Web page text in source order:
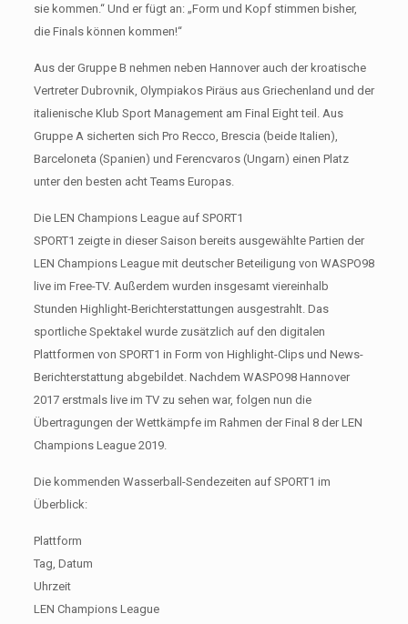
sie kommen.“ Und er fügt an: „Form und Kopf stimmen bisher,
die Finals können kommen!“
Aus der Gruppe B nehmen neben Hannover auch der kroatische
Vertreter Dubrovnik, Olympiakos Piräus aus Griechenland und der
italienische Klub Sport Management am Final Eight teil. Aus
Gruppe A sicherten sich Pro Recco, Brescia (beide Italien),
Barceloneta (Spanien) und Ferencvaros (Ungarn) einen Platz
unter den besten acht Teams Europas.
Die LEN Champions League auf SPORT1
SPORT1 zeigte in dieser Saison bereits ausgewählte Partien der
LEN Champions League mit deutscher Beteiligung von WASPO98
live im Free-TV. Außerdem wurden insgesamt viereinhalb
Stunden Highlight-Berichterstattungen ausgestrahlt. Das
sportliche Spektakel wurde zusätzlich auf den digitalen
Plattformen von SPORT1 in Form von Highlight-Clips und News-
Berichterstattung abgebildet. Nachdem WASPO98 Hannover
2017 erstmals live im TV zu sehen war, folgen nun die
Übertragungen der Wettkämpfe im Rahmen der Final 8 der LEN
Champions League 2019.
Die kommenden Wasserball-Sendezeiten auf SPORT1 im
Überblick:
Plattform
Tag, Datum
Uhrzeit
LEN Champions League